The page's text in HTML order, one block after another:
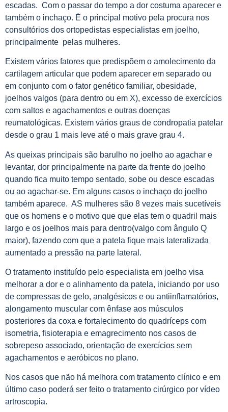
escadas. Com o passar do tempo a dor costuma aparecer e
também o inchaço. É o principal motivo pela procura nos
consultórios dos ortopedistas especialistas em joelho,
principalmente pelas mulheres.
Existem vários fatores que predispõem o amolecimento da
cartilagem articular que podem aparecer em separado ou
em conjunto com o fator genético familiar, obesidade,
joelhos valgos (para dentro ou em X), excesso de exercícios
com saltos e agachamentos e outras doenças
reumatológicas. Existem vários graus de condropatia patelar
desde o grau 1 mais leve até o mais grave grau 4.
As queixas principais são barulho no joelho ao agachar e
levantar, dor principalmente na parte da frente do joelho
quando fica muito tempo sentado, sobe ou desce escadas
ou ao agachar-se. Em alguns casos o inchaço do joelho
também aparece. AS mulheres são 8 vezes mais sucetíveis
que os homens e o motivo que que elas tem o quadril mais
largo e os joelhos mais para dentro(valgo com ângulo Q
maior), fazendo com que a patela fique mais lateralizada
aumentado a pressão na parte lateral.
O tratamento instituído pelo especialista em joelho visa
melhorar a dor e o alinhamento da patela, iniciando por uso
de compressas de gelo, analgésicos e ou antiinflamatórios,
alongamento muscular com ênfase aos músculos
posteriores da coxa e fortalecimento do quadríceps com
isometria, fisioterapia e emagrecimento nos casos de
sobrepeso associado, orientação de exercícios sem
agachamentos e aeróbicos no plano.
Nos casos que não há melhora com tratamento clínico e em
último caso poderá ser feito o tratamento cirúrgico por vídeo
artroscopia.